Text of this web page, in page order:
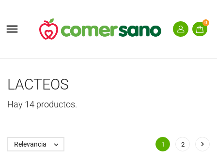
 0
LACTEOS
Hay 14 productos.
Relevancia  1 2 